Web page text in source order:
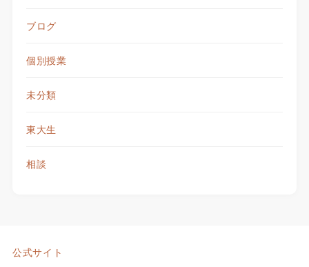
ブログ
個別授業
未分類
東大生
相談
公式サイト